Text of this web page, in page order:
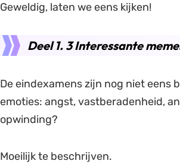
Geweldig, laten we eens kijken!
Deel 1. 3 Interessante
De eindexamens zijn nog niet eens
emoties: angst, vastberadenheid,
opwinding?
Moeilijk te beschrijven.